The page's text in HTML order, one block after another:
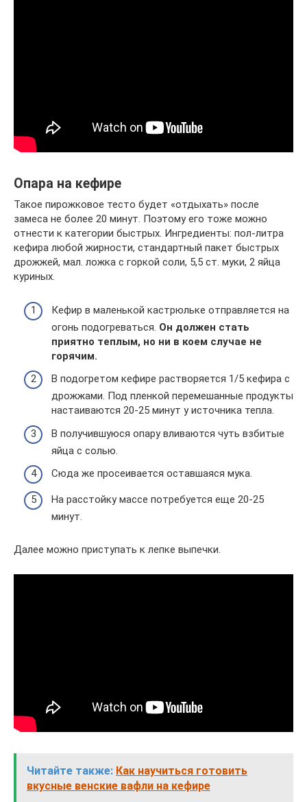
Опара на кефире
Такое пирожковое тесто будет «отдыхать» после
замеса не более 20 минут. Поэтому его тоже можно
отнести к категории быстрых. Ингредиенты: пол-литра
кефира любой жирности, стандартный пакет быстрых
дрожжей, мал. ложка с горкой соли, 5,5 ст. муки, 2 яйца
куриных.
Кефир в маленькой кастрюльке отправляется на
огонь подогреваться. Он должен стать
приятно теплым, но ни в коем случае не
горячим.
В подогретом кефире растворяется 1/5 кефира с
дрожжами. Под пленкой перемешанные продукты
настаиваются 20-25 минут у источника тепла.
В получившуюся опару вливаются чуть взбитые
яйца с солью.
Сюда же просеивается оставшаяся мука.
На расстойку массе потребуется еще 20-25
минут.
Далее можно приступать к лепке выпечки.
Читайте также: Как научиться готовить
вкусные венские вафли на кефире